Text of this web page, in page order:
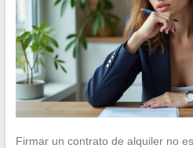
Firmar un contrato de alquiler no